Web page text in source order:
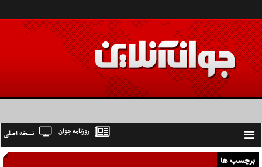
Toggle
navigation
نسخه اصلی روزنامه جوان
برچسب ها